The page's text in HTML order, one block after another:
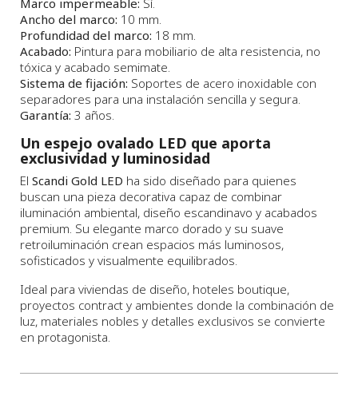
Marco impermeable: Sí.
Ancho del marco: 10 mm.
Profundidad del marco: 18 mm.
Acabado: Pintura para mobiliario de alta resistencia, no
tóxica y acabado semimate.
Sistema de fijación: Soportes de acero inoxidable con
separadores para una instalación sencilla y segura.
Garantía: 3 años.
Un espejo ovalado LED que aporta
exclusividad y luminosidad
El Scandi Gold LED ha sido diseñado para quienes
buscan una pieza decorativa capaz de combinar
iluminación ambiental, diseño escandinavo y acabados
premium. Su elegante marco dorado y su suave
retroiluminación crean espacios más luminosos,
sofisticados y visualmente equilibrados.
Ideal para viviendas de diseño, hoteles boutique,
proyectos contract y ambientes donde la combinación de
luz, materiales nobles y detalles exclusivos se convierte
en protagonista.